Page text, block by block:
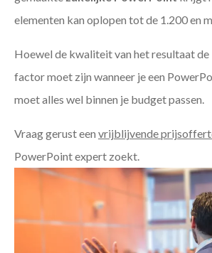
elementen kan oplopen tot de 1.200 en
Hoewel de kwaliteit van het resultaat
factor moet zijn wanneer je een
moet alles wel binnen je budget passen.
Vraag gerust een vrijblijvende
PowerPoint expert zoekt.